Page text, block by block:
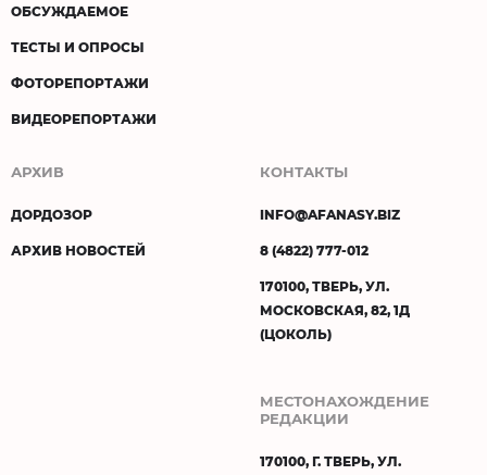
ОБСУЖДАЕМОЕ
ТЕСТЫ И ОПРОСЫ
ФОТОРЕПОРТАЖИ
ВИДЕОРЕПОРТАЖИ
АРХИВ
ДОРДОЗОР
АРХИВ НОВОСТЕЙ
КОНТАКТЫ
INFO@AFANASY.BIZ
8 (4822) 777-012
170100, ТВЕРЬ, УЛ.
МОСКОВСКАЯ, 82, 1Д
(ЦОКОЛЬ)
МЕСТОНАХОЖДЕНИЕ
РЕДАКЦИИ
170100, Г. ТВЕРЬ, УЛ.